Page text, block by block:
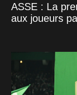
ASSE : La
aux joueurs